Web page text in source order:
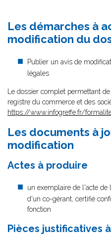
Les démarches à
modification du
Publier un avis de
légales
Le dossier complet permettant
registre du commerce et des
https://www.infogreffe.fr/
Les documents à
modification
Actes à produire
un exemplaire de l'acte de
d'un co-gérant, certifié
fonction
Pièces justificatives